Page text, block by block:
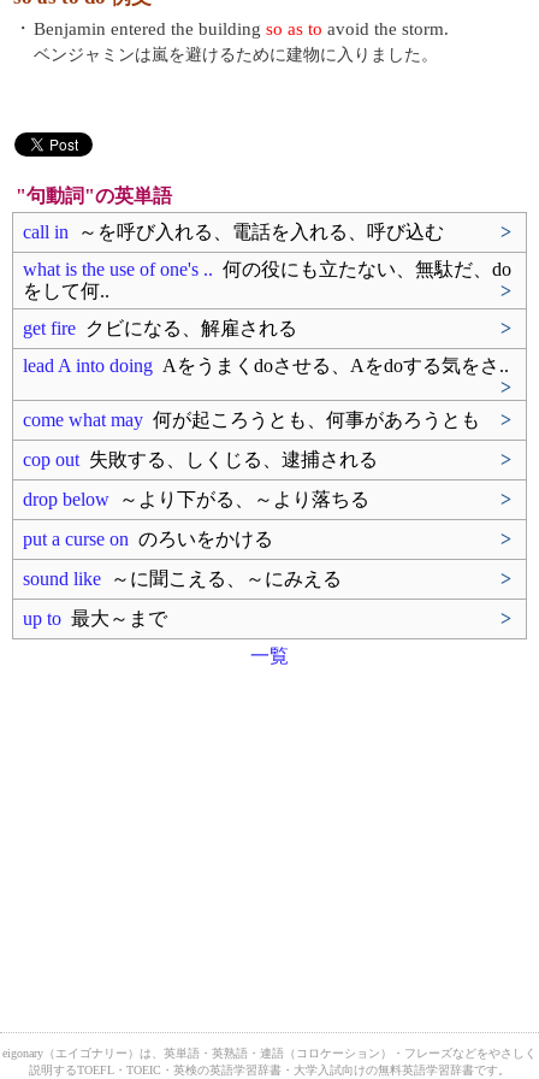
・ Benjamin entered the building so as to avoid the storm.
ベンジャミンは嵐を避けるために建物に入りました。
"句動詞"の英単語
call in ～を呼び入れる、電話を入れる、呼び込む
>
what is the use of one's .. 何の役にも立たない、無駄だ、do
をして何..
>
get fire クビになる、解雇される
>
lead A into doing Aをうまくdoさせる、Aをdoする気をさ..
>
come what may 何が起ころうとも、何事があろうとも
>
cop out 失敗する、しくじる、逮捕される
>
drop below ～より下がる、～より落ちる
>
put a curse on のろいをかける
>
sound like ～に聞こえる、～にみえる
>
up to 最大～まで
>
一覧
eigonary（エイゴナリー）は、英単語・英熟語・連語（コロケーション）・フレーズなどをやさしく
説明するTOEFL・TOEIC・英検の英語学習辞書・大学入試向けの無料英語学習辞書です。